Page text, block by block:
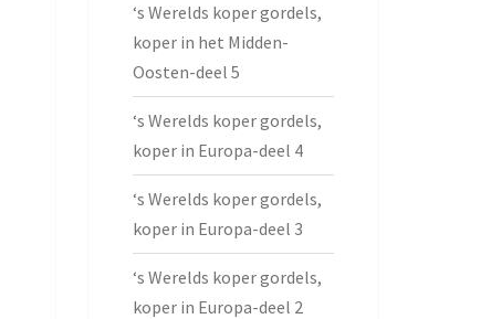
‘s Werelds koper gordels,
koper in het Midden-
Oosten-deel 5
‘s Werelds koper gordels,
koper in Europa-deel 4
‘s Werelds koper gordels,
koper in Europa-deel 3
‘s Werelds koper gordels,
koper in Europa-deel 2